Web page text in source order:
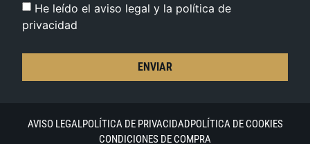
He leído el aviso legal y la política de
privacidad
ENVIAR
AVISO LEGALPOLÍTICA DE PRIVACIDADPOLÍTICA DE COOKIES
CONDICIONES DE COMPRA